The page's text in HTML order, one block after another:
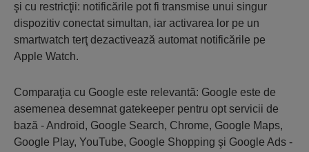
şi cu restricţii: notificările pot fi transmise unui singur
dispozitiv conectat simultan, iar activarea lor pe un
smartwatch terţ dezactivează automat notificările pe
Apple Watch.
Comparaţia cu Google este relevantă: Google este de
asemenea desemnat gatekeeper pentru opt servicii de
bază - Android, Google Search, Chrome, Google Maps,
Google Play, YouTube, Google Shopping şi Google Ads -